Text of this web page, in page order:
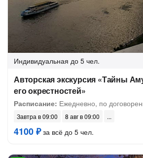
Индивидуальная до 5 чел.
Авторская экскурсия «Тайны
его окрестностей»
Расписание: Ежедневно, по
Завтра в 09:00 8 авг в 09:00
4100 ₽за всё до 5 чел.